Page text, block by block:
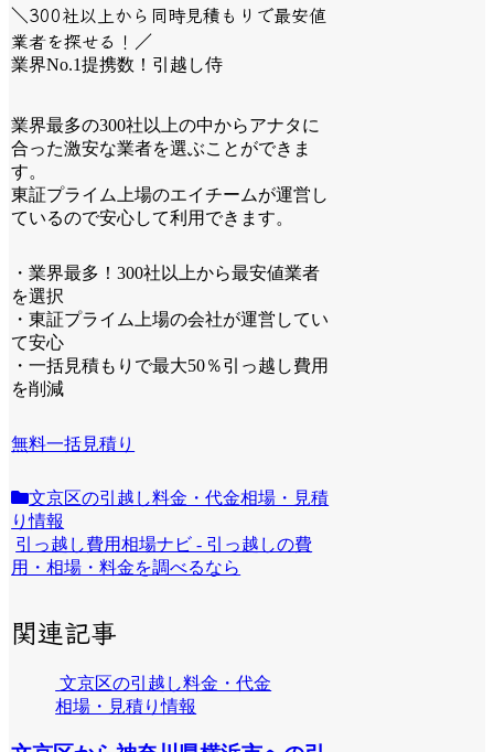
＼300社以上から同時見積もりで最安値
業者を探せる！／
業界No.1提携数！引越し侍
業界最多の300社以上の中からアナタに
合った激安な業者を選ぶことができま
す。
東証プライム上場のエイチームが運営し
ているので安心して利用できます。
・業界最多！300社以上から最安値業者
を選択
・東証プライム上場の会社が運営してい
て安心
・一括見積もりで最大50％引っ越し費用
を削減
無料一括見積り
文京区の引越し料金・代金相場・見積
り情報
引っ越し費用相場ナビ - 引っ越しの費
用・相場・料金を調べるなら
関連記事
文京区の引越し料金・代金
相場・見積り情報